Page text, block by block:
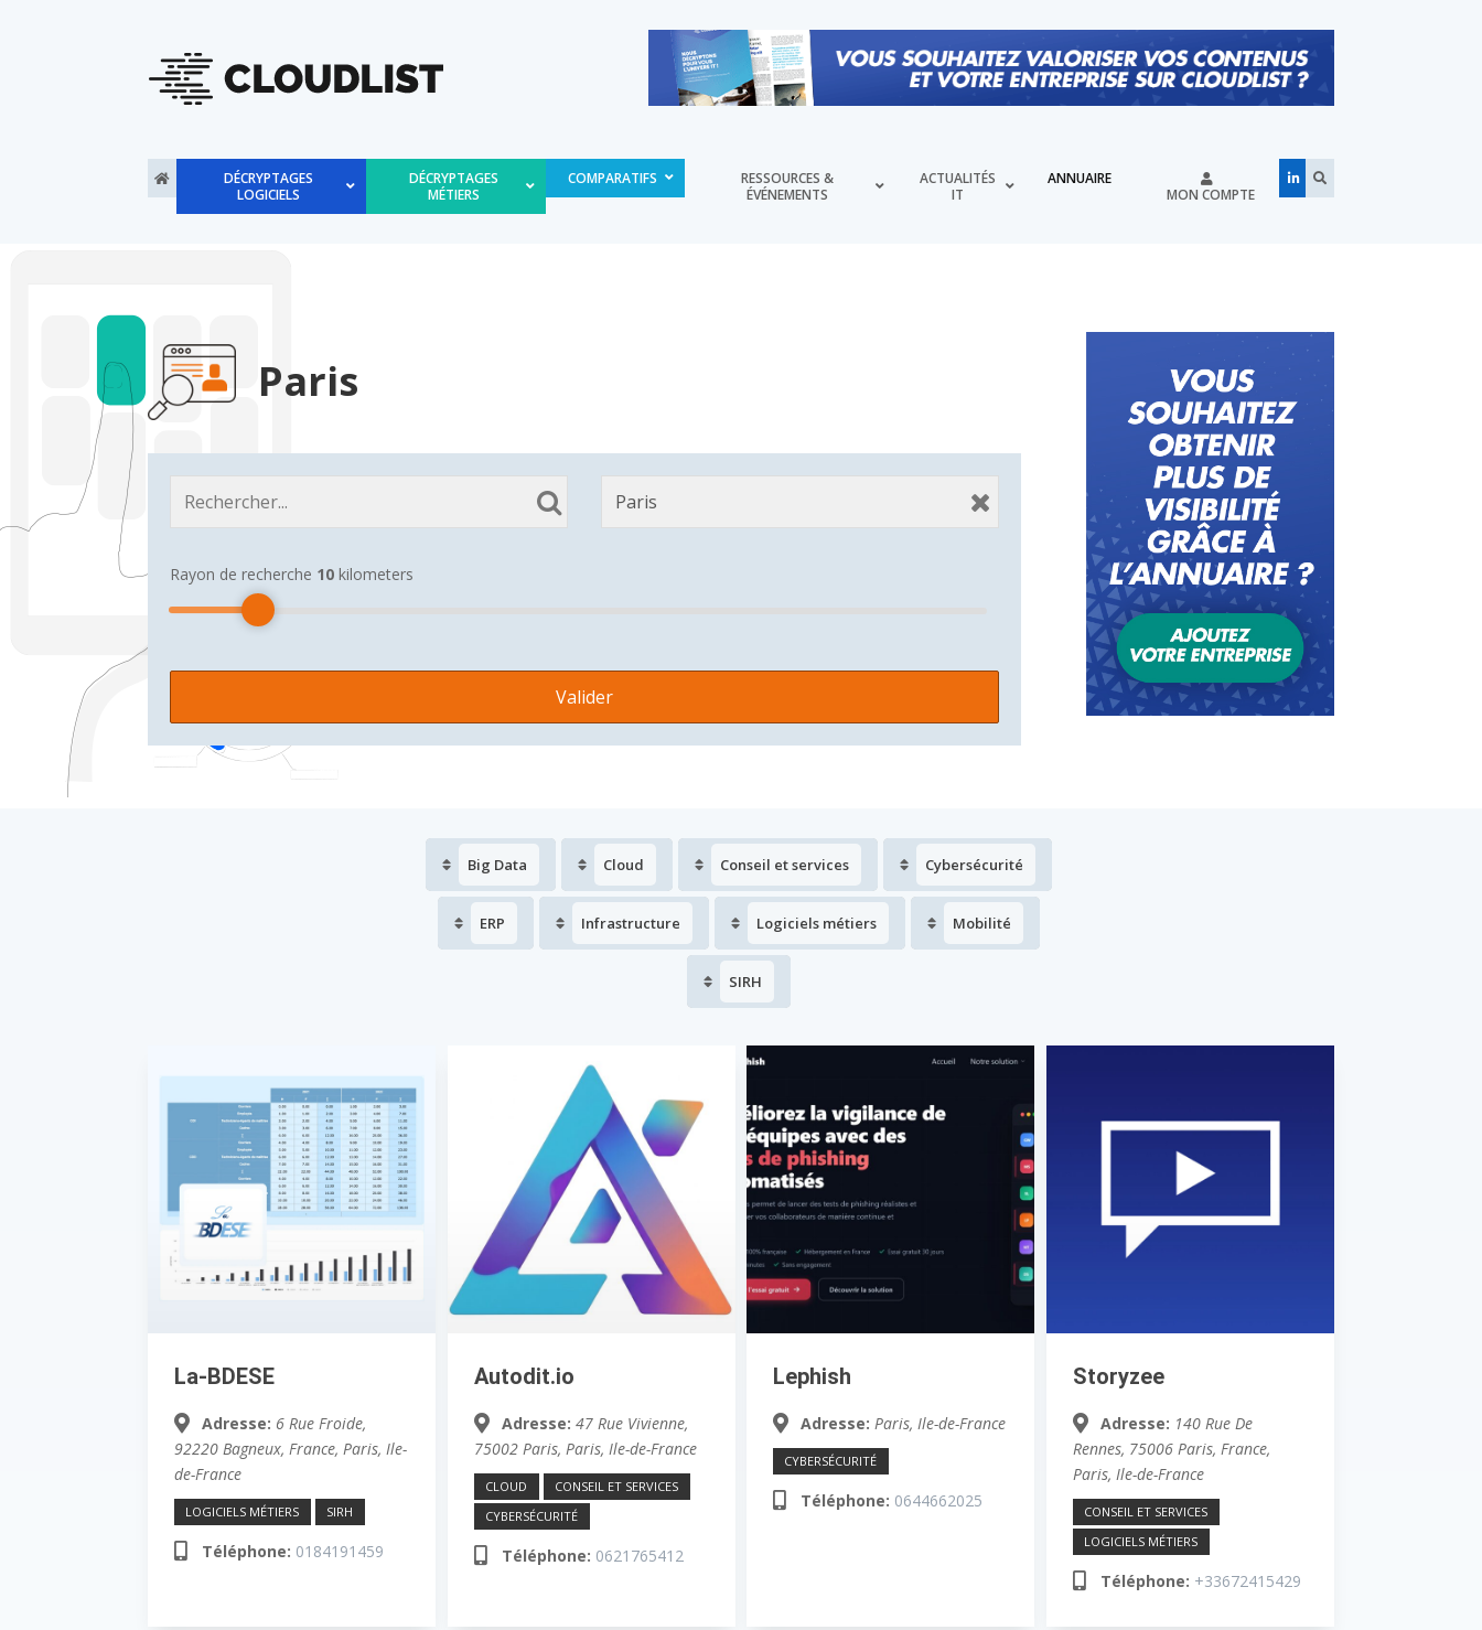
DÉCRYPTAGES
LOGICIELS
DÉCRYPTAGES
MÉTIERS
COMPARATIFS
RESSOURCES &
ÉVÉNEMENTS
ACTUALITÉS
IT
ANNUAIRE
MON COMPTE
Paris
Rayon de recherche 10 kilometers
Big Data Cloud Conseil et services Cybersécurité
ERP Infrastructure Logiciels métiers Mobilité
SIRH
La-BDESE
Adresse: 6 Rue Froide,
92220 Bagneux, France,Paris, Ile-
de-France
LOGICIELS MÉTIERS SIRH
Téléphone: 0184191459
Autodit.io
Adresse: 47 Rue Vivienne,
75002 Paris, Paris, Ile-de-France
CLOUD
CONSEIL ET SERVICES
CYBERSÉCURITÉ
Téléphone: 0621765412
Lephish
Adresse: Paris, Ile-de-France
CYBERSÉCURITÉ
Téléphone: 0644662025
Storyzee
Adresse: 140 Rue De
Rennes, 75006 Paris, France,
Paris, Ile-de-France
CONSEIL ET SERVICES
LOGICIELS MÉTIERS
Téléphone: +33672415429